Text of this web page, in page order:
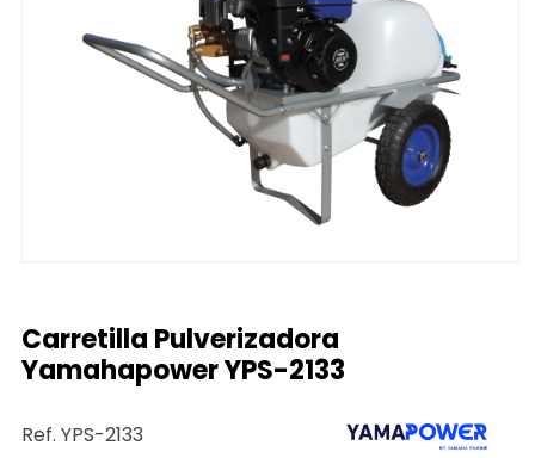
Carretilla Pulverizadora
Yamahapower YPS-2133
Ref. YPS-2133